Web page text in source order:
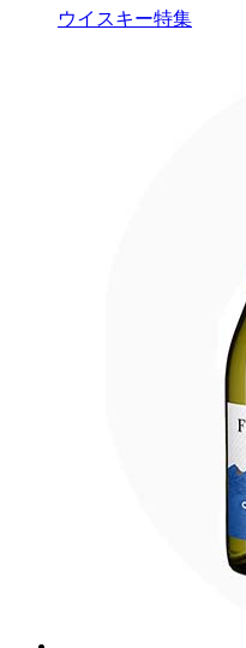
ウイスキー特集